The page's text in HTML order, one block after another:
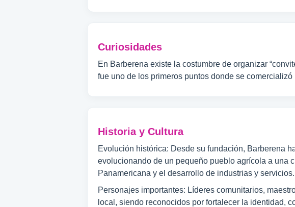
Curiosidades
En Barberena existe la costumbre de organizar
fue uno de los primeros puntos donde se
Historia y Cultura
Evolución histórica: Desde su fundación, Barberena
evolucionando de un pequeño pueblo agrícola a una
Panamericana y el desarrollo de industrias y servicios.
Personajes importantes: Líderes comunitarios,
local, siendo reconocidos por fortalecer la identidad,